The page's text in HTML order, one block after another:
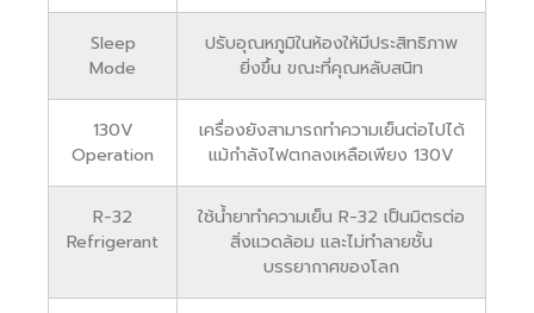
Sleep
Mode
ปรับอุณหภูมิในห้องให้มีประสิทธิภาพ
ยิ่งขึ้น ขณะที่คุณหลับสนิท
130V
Operation
เครื่องยังสามารถทำความเย็นต่อไปได้
แม้กำลังไฟตกลงเหลือเพียง 130V
R-32
Refrigerant
ใช้น้ำยาทำความเย็น R-32 เป็นมิตรต่อ
สิ่งแวดล้อม และไม่ทำลายชั้น
บรรยากาศของโลก